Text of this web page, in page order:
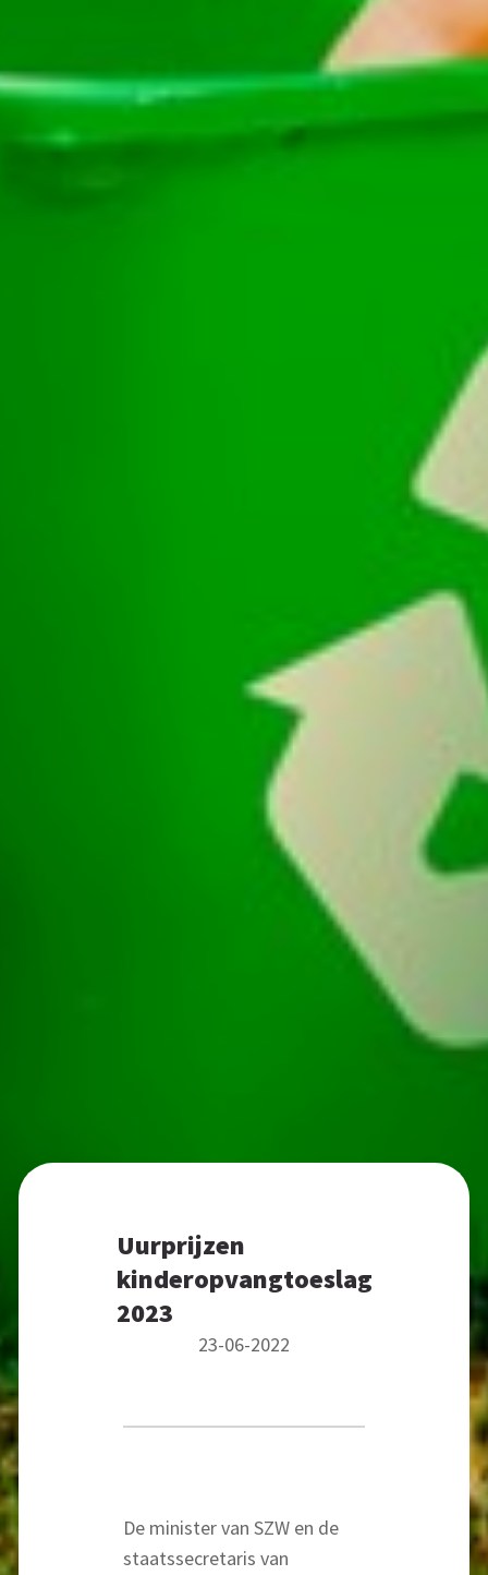
Uurprijzen
kinderopvangtoeslag
2023
23-06-2022
De minister van SZW en de
staatssecretaris van